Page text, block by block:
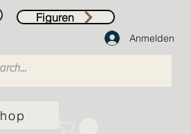
Anmelden
Figuren